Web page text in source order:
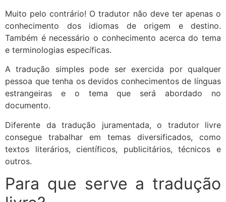
Muito pelo contrário! O tradutor não deve ter apenas o
conhecimento dos idiomas de origem e destino.
Também é necessário o conhecimento acerca do tema
e terminologias específicas.
A tradução simples pode ser exercida por qualquer
pessoa que tenha os devidos conhecimentos de línguas
estrangeiras e o tema que será abordado no
documento.
Diferente da tradução juramentada, o tradutor livre
consegue trabalhar em temas diversificados, como
textos literários, científicos, publicitários, técnicos e
outros.
Para que serve a tradução